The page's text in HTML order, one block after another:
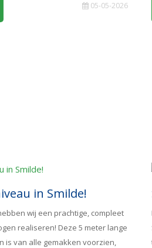
05-05-2026
in Smilde!
wij een prachtige, compleet
realiseren! Deze 5 meter lange
is van alle gemakken voorzien,